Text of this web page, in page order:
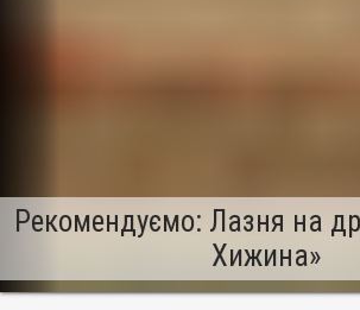
Рекомендуємо: Лазня на
Хижина»